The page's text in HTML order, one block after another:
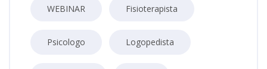
WEBINAR Fisioterapista
Psicologo Logopedista